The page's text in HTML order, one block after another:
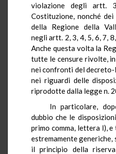
violazione degli artt.
Costituzione, nonché
della Regione della
negli artt. 2, 3, 4, 5, 6, 7,
Anche questa volta la
tutte le censure rivolte,
nei confronti del
nei riguardi delle
riprodotte dalla legge n.
In particolare,
dubbio che le
primo comma, lettera l), e
estremamente
il principio della